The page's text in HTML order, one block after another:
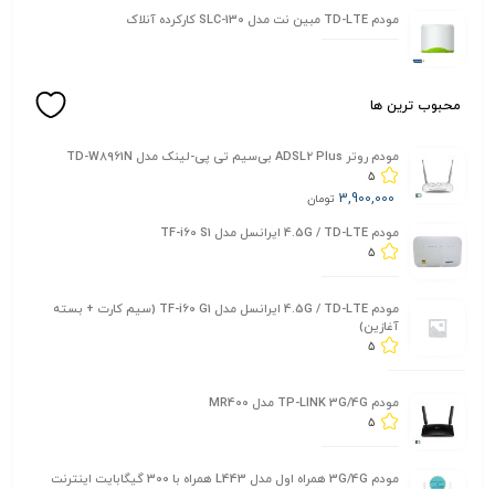
مودم TD-LTE مبین نت مدل SLC-130 کارکرده آنلاک
محبوب ترین ها
مودم روتر ADSL2 Plus بی‌سیم تی پی-لینک مدل TD-W8961N
5
3,900,000 تومان
مودم 4.5G / TD-LTE ایرانسل مدل TF-i60 S1
5
مودم 4.5G / TD-LTE ایرانسل مدل TF-i60 G1 (سیم کارت + بسته
آغازین)
5
مودم TP-LINK 3G/4G مدل MR400
5
مودم 3G/4G همراه اول مدل L443 همراه با 300 گیگابایت اینترنت